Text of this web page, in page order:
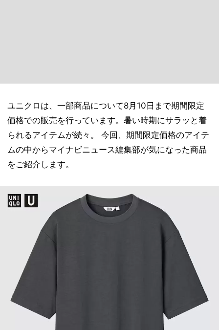
ユニクロは、一部商品について8月10日まで期間限定
価格での販売を行っています。暑い時期にサラッと着
られるアイテムが続々。 今回、期間限定価格のアイテ
ムの中からマイナビニュース編集部が気になった商品
をご紹介します。